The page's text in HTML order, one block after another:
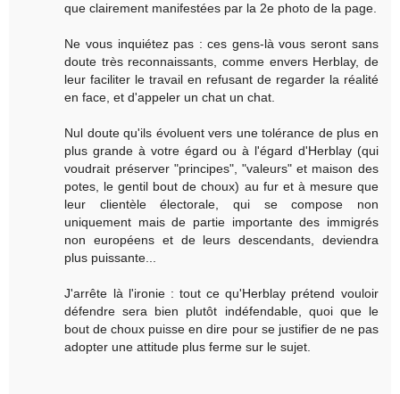
que clairement manifestées par la 2e photo de la page.
Ne vous inquiétez pas : ces gens-là vous seront sans
doute très reconnaissants, comme envers Herblay, de
leur faciliter le travail en refusant de regarder la réalité
en face, et d'appeler un chat un chat.
Nul doute qu'ils évoluent vers une tolérance de plus en
plus grande à votre égard ou à l'égard d'Herblay (qui
voudrait préserver "principes", "valeurs" et maison des
potes, le gentil bout de choux) au fur et à mesure que
leur clientèle électorale, qui se compose non
uniquement mais de partie importante des immigrés
non européens et de leurs descendants, deviendra
plus puissante...
J'arrête là l'ironie : tout ce qu'Herblay prétend vouloir
défendre sera bien plutôt indéfendable, quoi que le
bout de choux puisse en dire pour se justifier de ne pas
adopter une attitude plus ferme sur le sujet.